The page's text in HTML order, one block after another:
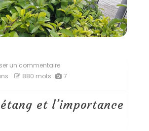
un commentaireon
Un
et
l’importance
880 mots 7
et l’importance